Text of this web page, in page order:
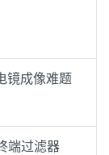
镜成像难题
端过滤器